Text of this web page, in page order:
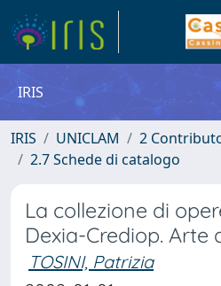
IRIS
IRIS UNICLAM
2
2.7 Schede di catalogo
La collezione di
Dexia-Crediop. Arte
TOSINI, Patrizia